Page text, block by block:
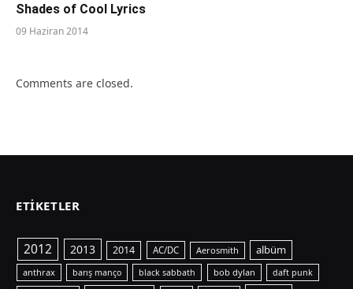
Shades of Cool Lyrics
09 Haziran 2014
Comments are closed.
ETIKETLER
2012 2013 2014 AC/DC Aerosmith albüm
anthrax barış manço black sabbath bob dylan daft punk